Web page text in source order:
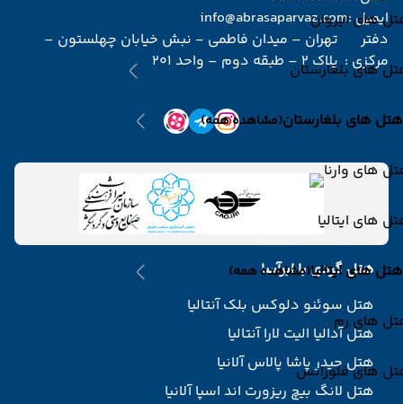
های ایروان
های بلغارستان
هتل های بلغارستان(مشاهده همه)
های وارنا
های ایتالیا
هتل های ایتالیا(مشاهده همه)
های رم
های فلورانس
ایمیل :info@abrasaparvaz.com
دفتر
مرکزی :
تهران – میدان فاطمی - نبش خیابان چهلستون –
پلاک 2 – طبقه دوم – واحد 201
هتل گردی با ابرآسا
هتل سوئنو دلوکس بلک آنتالیا
هتل آدالیا الیت لارا آنتالیا
هتل حیدر پاشا پالاس آلانیا
هتل لانگ بیچ ریزورت اند اسپا آلانیا